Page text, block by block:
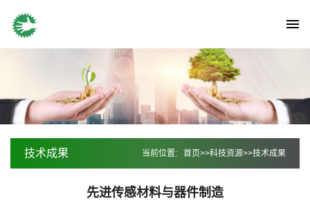
技术成果 当前位置: 首页>>科技资源>>技术成果
先进传感材料与器件制造